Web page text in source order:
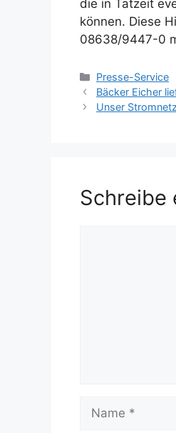
die in Tatzeit
können. Diese
08638/9447-0
Kategorien
Presse-Service
Bäcker Eicher
Unser
Schreibe
Name